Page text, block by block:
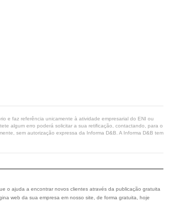
e faz referência unicamente à atividade empresarial do ENI ou
algum erro poderá solicitar a sua retificação, contactando, para o
sem autorização expressa da Informa D&B. A Informa D&B tem
o ajuda a encontrar novos clientes através da publicação gratuita
web da sua empresa em nosso site, de forma gratuita, hoje